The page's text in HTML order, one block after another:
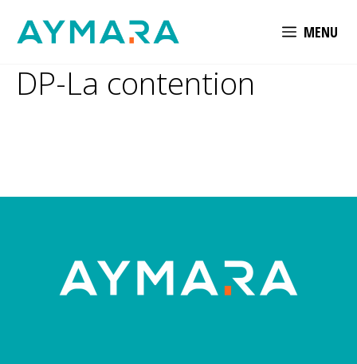
MENU
DP-La contention